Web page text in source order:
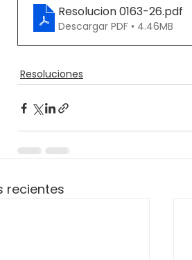
Resolucion 0163-26.pdf
Descargar PDF • 4.46MB
Resoluciones
recientes